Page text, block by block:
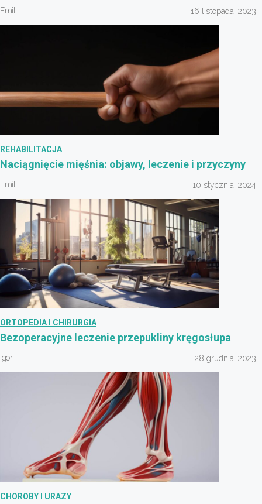
Emil 16 listopada, 2023
REHABILITACJA
Naciągnięcie mięśnia: objawy, leczenie i przyczyny
Emil 10 stycznia, 2024
ORTOPEDIA I CHIRURGIA
Bezoperacyjne leczenie przepukliny kręgosłupa
Igor 28 grudnia, 2023
CHOROBY I URAZY